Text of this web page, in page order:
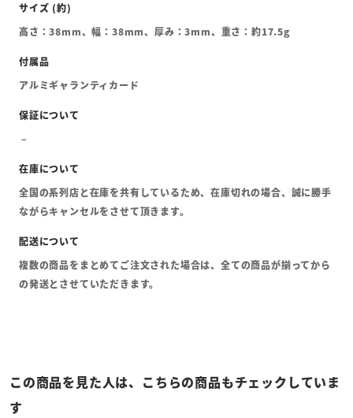
高さ：38mm、幅：38mm、厚み：3mm、重さ：約17.5g
アルミギャランティカード
全国の系列店と在庫を共有しているため、在庫切れの場合、誠に勝手
ながらキャンセルをさせて頂きます。
複数の商品をまとめてご注文された場合は、全ての商品が揃ってから
の発送とさせていただきます。
この商品を見た人は、こちらの商品もチェックしていま
す